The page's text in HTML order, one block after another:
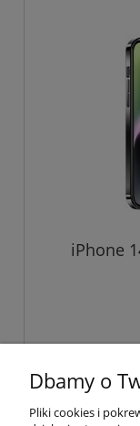
iPhone
Dbamy o
Pliki cookies i